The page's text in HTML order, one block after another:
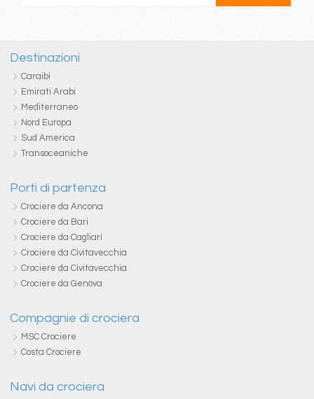
Destinazioni
Caraibi
Emirati Arabi
Mediterraneo
Nord Europa
Sud America
Transoceaniche
Porti di partenza
Crociere da Ancona
Crociere da Bari
Crociere da Cagliari
Crociere da Civitavecchia
Crociere da Civitavecchia
Crociere da Genova
Compagnie di crociera
MSC Crociere
Costa Crociere
Navi da crociera